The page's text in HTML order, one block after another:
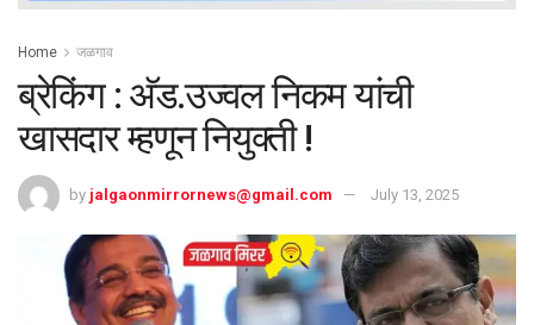
Home जळगाव
ब्रेकिंग : अ‍ॅड.उज्वल निकम यांची
खासदार म्हणून नियुक्ती !
by jalgaonmirrornews@gmail.com July 13, 2025